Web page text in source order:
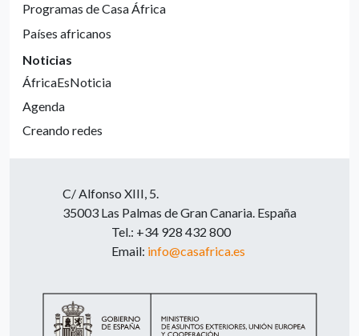
Programas de Casa África
Países africanos
Noticias
ÁfricaEsNoticia
Agenda
Creando redes
C/ Alfonso XIII, 5.
35003 Las Palmas de Gran Canaria. España
Tel.: +34 928 432 800
Email: info@casafrica.es